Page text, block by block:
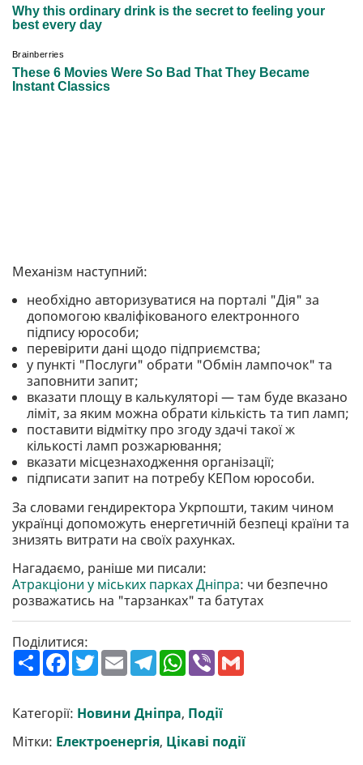
Механізм наступний:
необхідно авторизуватися на порталі "Дія" за
допомогою кваліфікованого електронного
підпису юрособи;
перевірити дані щодо підприємства;
у пункті "Послуги" обрати "Обмін лампочок" та
заповнити запит;
вказати площу в калькуляторі — там буде вказано
ліміт, за яким можна обрати кількість та тип ламп;
поставити відмітку про згоду здачі такої ж
кількості ламп розжарювання;
вказати місцезнаходження організації;
підписати запит на потребу КЕПом юрособи.
За словами гендиректора Укрпошти, таким чином
українці допоможуть енергетичній безпеці країни та
знизять витрати на своїх рахунках.
Нагадаємо, раніше ми писали:
Атракціони у міських парках Дніпра: чи безпечно
розважатись на "тарзанках" та батутах
Поділитися:
П
о
р
и
т
и
F
a
b
o
o
k
T
w
t
e
r
E
m
l
T
e
g
r
a
m
W
h
s
A
p
p
V
r
Категорії: Новини Дніпра, Події
Мітки: Електроенергія, Цікаві події